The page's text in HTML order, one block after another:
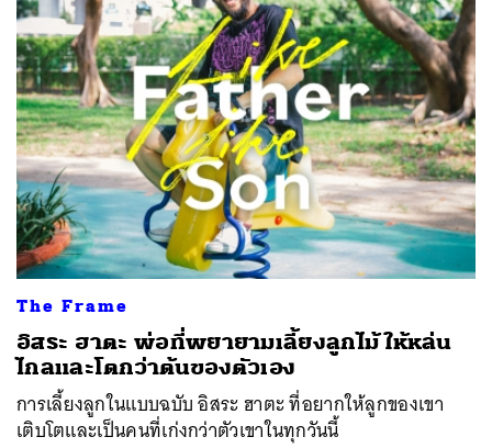
The Frame
อิสระ ฮาตะ พ่อที่พยายามเลี้ยงลูกไม้ ให้หล่น
ไกลและโตกว่าต้นของตัวเอง
การเลี้ยงลูกในแบบฉบับ อิสระ ฮาตะ ที่อยากให้ลูกของเขา
เติบโตและเป็นคนที่เก่งกว่าตัวเขาในทุกวันนี้